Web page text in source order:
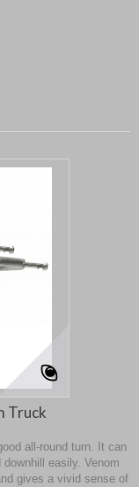
Truck
all-round turn. It can
easily. Venom
gives a vivid sense of